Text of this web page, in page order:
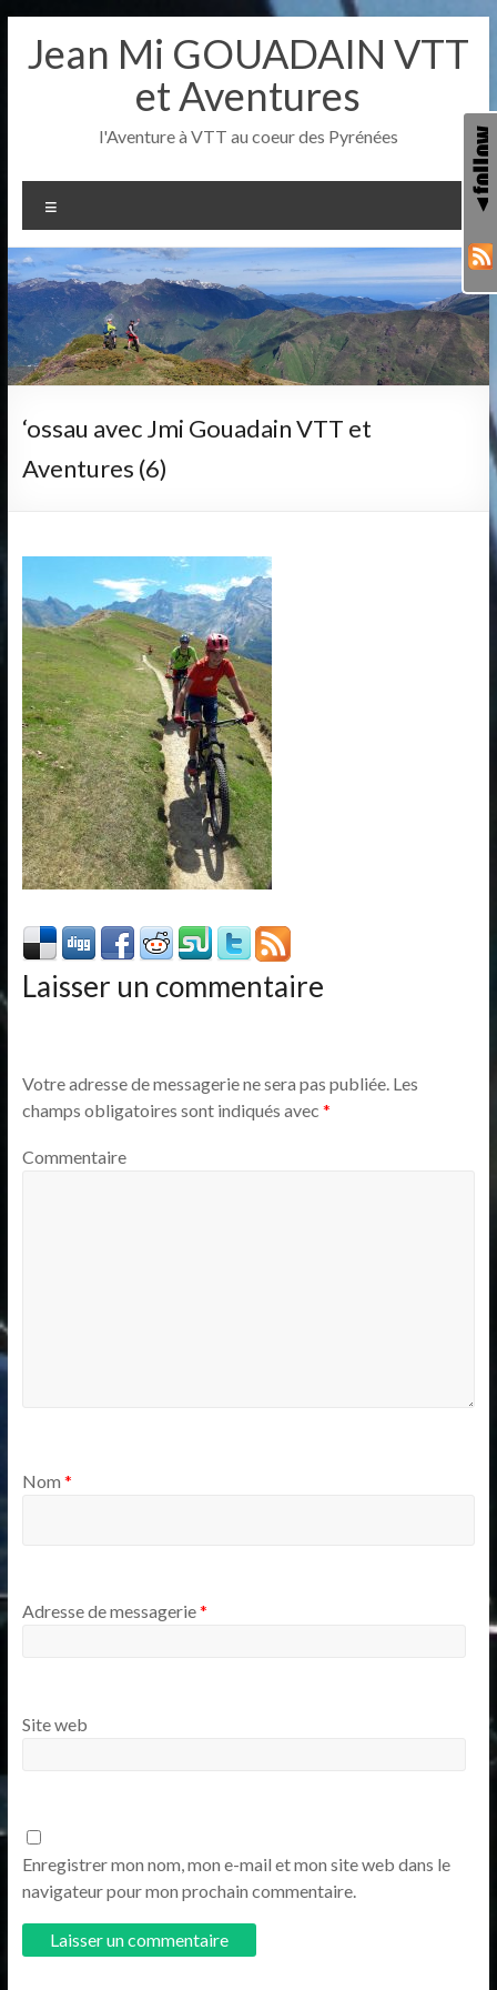
contenu
Jean Mi GOUADAIN VTT
et Aventures
l'Aventure à VTT au coeur des Pyrénées
‘ossau avec Jmi Gouadain VTT et
Aventures (6)
Laisser un commentaire
Votre adresse de messagerie ne sera pas publiée.Les
champs obligatoires sont indiqués avec *
Commentaire
Nom *
Adresse de messagerie*
Site web
Enregistrer mon nom, mon e-mail et mon site web dans le
navigateur pour mon prochain commentaire.